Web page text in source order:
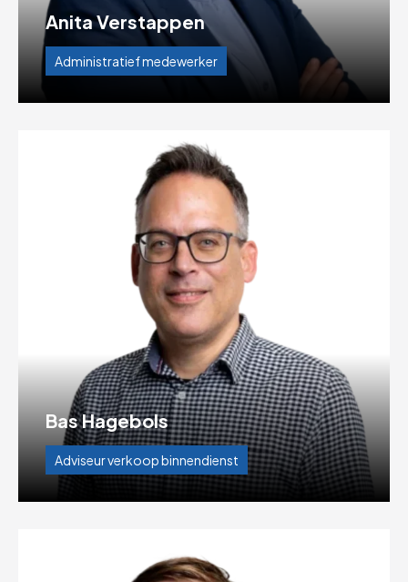
Anita Verstappen
Administratief medewerker
Bas Hagebols
Adviseur verkoop binnendienst